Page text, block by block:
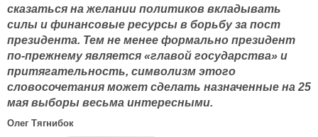
сказаться на желании политиков вкладывать
силы и финансовые ресурсы в борьбу за пост
президента. Тем не менее формально президент
по-прежнему является «главой государства» и
притягательность, символизм этого
словосочетания может сделать назначенные на 25
мая выборы весьма интересными.
Олег Тягнибок